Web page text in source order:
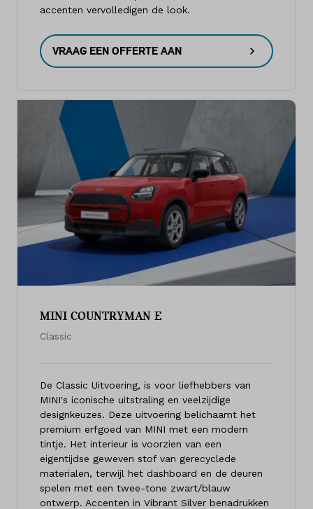
accenten vervolledigen de look.
VRAAG EEN OFFERTE AAN
MINI COUNTRYMAN E
Classic
De Classic Uitvoering, is voor liefhebbers van
MINI's iconische uitstraling en veelzijdige
designkeuzes. Deze uitvoering belichaamt het
premium erfgoed van MINI met een modern
tintje. Het interieur is voorzien van een
eigentijdse geweven stof van gerecyclede
materialen, terwijl het dashboard en de deuren
spelen met een twee-tone zwart/blauw
ontwerp. Accenten in Vibrant Silver benadrukken